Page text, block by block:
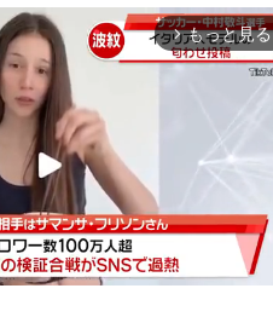
arrow_forward_ios もっと見る